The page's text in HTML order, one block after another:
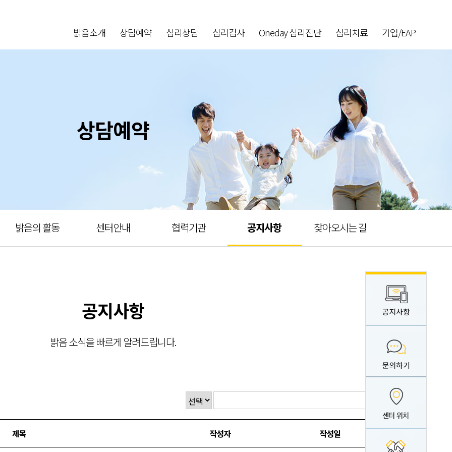
밝음소개 상담예약 심리상담 심리검사 Oneday 심리진단 심리치료 기업/EAP
상담예약
밝음의 활동 센터안내 협력기관 공지사항 찾아오시는 길
공지사항
밝음 소식을 빠르게 알려드립니다.
검색
제목 작성자 작성일